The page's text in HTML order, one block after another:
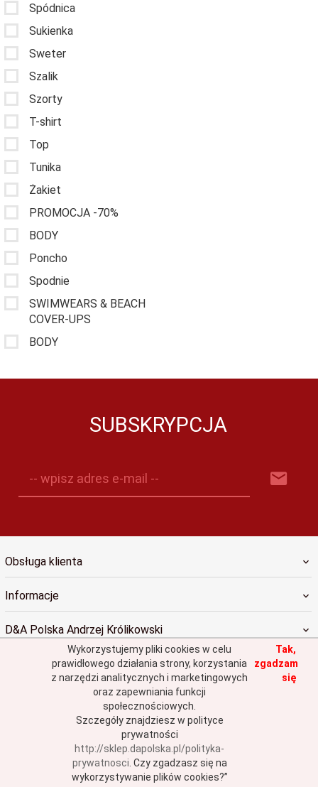
Spódnica
Sukienka
Sweter
Szalik
Szorty
T-shirt
Top
Tunika
Żakiet
PROMOCJA -70%
BODY
Poncho
Spodnie
SWIMWEARS & BEACH
COVER-UPS
BODY
SUBSKRYPCJA
-- wpisz adres e-mail --
Obsługa klienta
Informacje
D&A Polska Andrzej Królikowski
| oprogramowanie sklepu internetowego
Wykorzystujemy pliki cookies w celu
prawidłowego działania strony, korzystania
z narzędzi analitycznych i marketingowych
oraz zapewniania funkcji
społecznościowych.
Szczegóły znajdziesz w polityce
prywatności
http://sklep.dapolska.pl/polityka-
prywatnosci Czy zgadzasz się na
wykorzystywanie plików cookies?”
Tak,
zgadzam
się